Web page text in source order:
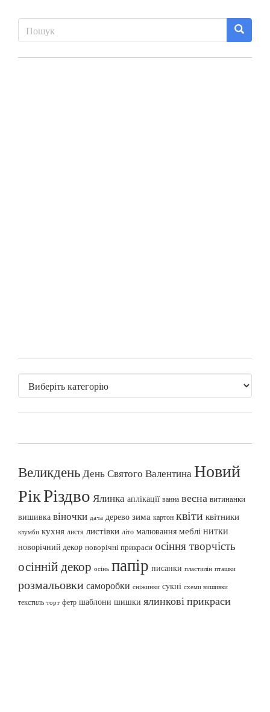
ВеликденьДень Святого ВалентинаНовий
РікРіздво Ялинка аплікації ванна весна витинанки
вишивка віночки дача дерево зима картон квіти квітники
клумби кухня листя листівки літо малювання меблі нитки
новорічний декор новорічні прикраси осіння творчість
осінній декор осінь папір писанки пластилін пташки
розмальовки саморобки сніжинки сукні схеми вишивки
текстиль торт фетр шаблони шишки ялинкові прикраси